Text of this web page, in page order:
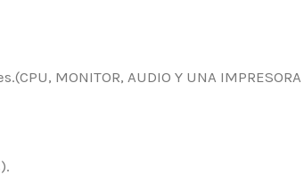
MONITOR, AUDIO Y UNA IMPRESORA